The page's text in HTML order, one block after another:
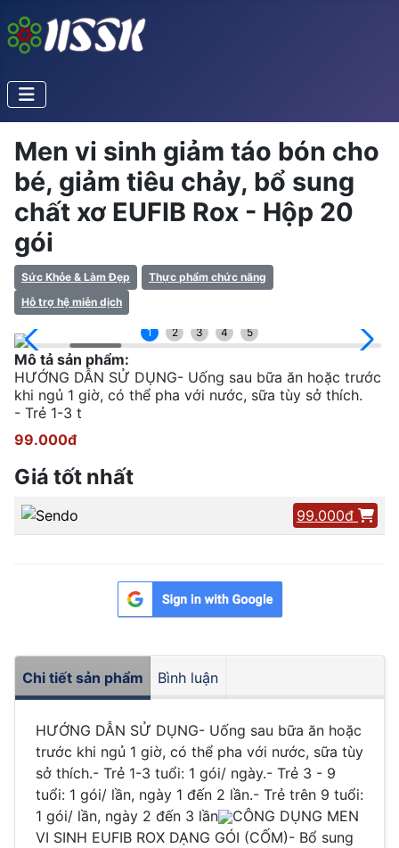
Men vi sinh giảm táo bón cho
bé, giảm tiêu chảy, bổ sung
chất xơ EUFIB Rox - Hộp 20
gói
Sức Khỏe & Làm Đẹp
Thực phẩm chức năng
Hỗ trợ hệ miễn dịch
1 2 3 4 5
Mô tả sản phẩm:
HƯỚNG DẪN SỬ DỤNG- Uống sau bữa ăn hoặc trước
khi ngủ 1 giờ, có thể pha với nước, sữa tùy sở thích.
- Trẻ 1-3 t
99.000đ
Giá tốt nhất
99.000đ
Chi tiết sản phẩm Bình luận
HƯỚNG DẪN SỬ DỤNG- Uống sau bữa ăn hoặc
trước khi ngủ 1 giờ, có thể pha với nước, sữa tùy
sở thích.- Trẻ 1-3 tuổi: 1 gói/ ngày.- Trẻ 3 - 9
tuổi: 1 gói/ lần, ngày 1 đến 2 lần.- Trẻ trên 9 tuổi:
1 gói/ lần, ngày 2 đến 3 lần
CÔNG DỤNG MEN
VI SINH EUFIB ROX DẠNG GÓI (CỐM)- Bổ sung